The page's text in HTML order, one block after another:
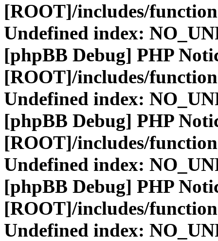
[ROOT]/includes/
Undefined index:
[phpBB Debug] PHP
[ROOT]/includes/
Undefined index:
[phpBB Debug] PHP
[ROOT]/includes/
Undefined index:
[phpBB Debug] PHP
[ROOT]/includes/
Undefined index: